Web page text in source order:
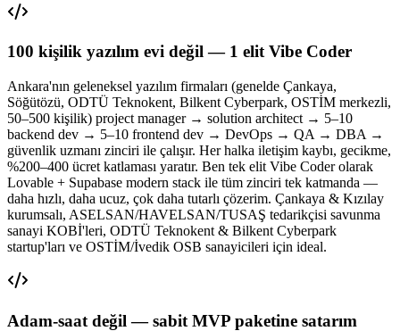
100 kişilik yazılım evi değil — 1 elit Vibe Coder
Ankara'nın geleneksel yazılım firmaları (genelde Çankaya,
Söğütözü, ODTÜ Teknokent, Bilkent Cyberpark, OSTİM merkezli,
50–500 kişilik) project manager → solution architect → 5–10
backend dev → 5–10 frontend dev → DevOps → QA → DBA →
güvenlik uzmanı zinciri ile çalışır. Her halka iletişim kaybı, gecikme,
%200–400 ücret katlaması yaratır. Ben tek elit Vibe Coder olarak
Lovable + Supabase modern stack ile tüm zinciri tek katmanda —
daha hızlı, daha ucuz, çok daha tutarlı çözerim. Çankaya & Kızılay
kurumsalı, ASELSAN/HAVELSAN/TUSAŞ tedarikçisi savunma
sanayi KOBİ'leri, ODTÜ Teknokent & Bilkent Cyberpark
startup'ları ve OSTİM/İvedik OSB sanayicileri için ideal.
Adam-saat değil — sabit MVP paketine satarım